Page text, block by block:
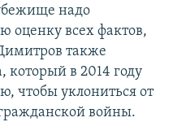
надо
оценку всех фактов,
также
который в 2014 году
чтобы уклониться от
войны.